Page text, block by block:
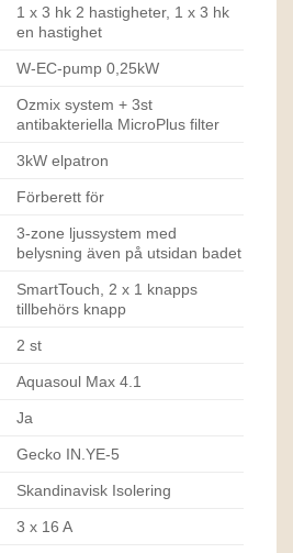
1 x 3 hk 2 hastigheter, 1 x 3 hk
en hastighet
W-EC-pump 0,25kW
Ozmix system + 3st
antibakteriella MicroPlus filter
3kW elpatron
Förberett för
3-zone ljussystem med
belysning även på utsidan badet
SmartTouch, 2 x 1 knapps
tillbehörs knapp
2 st
Aquasoul Max 4.1
Ja
Gecko IN.YE-5
Skandinavisk Isolering
3 x 16 A